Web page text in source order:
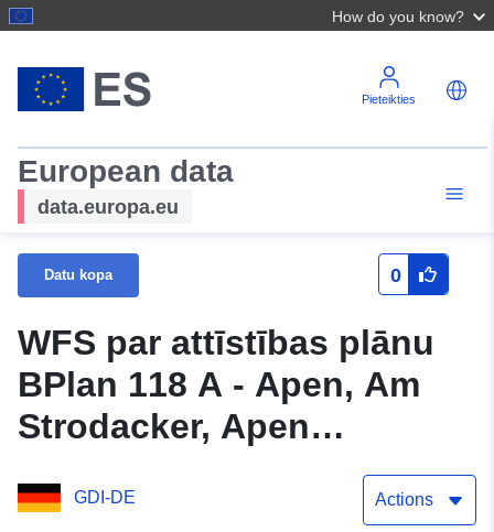
How do you know?
Pieteikties
European data
data.europa.eu
Datu kopa 0
WFS par attīstības plānu
BPlan 118 A - Apen, Am
Strodacker, Apen
paplašināšana (izcelsme)
GDI-DE Actions